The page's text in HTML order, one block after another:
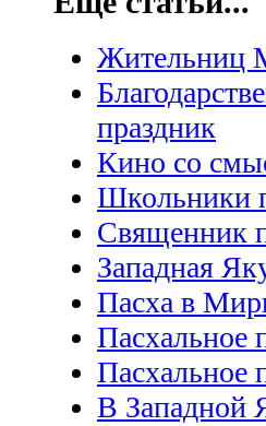
Жительниц
праздник
Кино со
Школьники
Священник
Западная
Пасха в
Пасхальное
Пасхальное
В Западной